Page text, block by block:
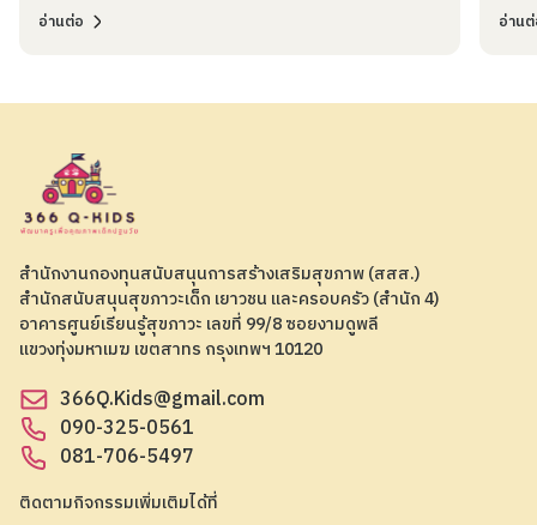
อ่านต่อ อ่าน
สำนักงานกองทุนสนับสนุนการสร้างเสริมสุขภาพ (สสส.)
สำนักสนับสนุนสุขภาวะเด็ก เยาวชน และครอบครัว (สำนัก 4)
อาคารศูนย์เรียนรู้สุขภาวะ เลขที่ 99/8 ซอยงามดูพลี
แขวงทุ่งมหาเมฆ เขตสาทร กรุงเทพฯ 10120
366Q.Kids@gmail.com
090-325-0561
081-706-5497
ติดตามกิจกรรมเพิ่มเติมได้ที่